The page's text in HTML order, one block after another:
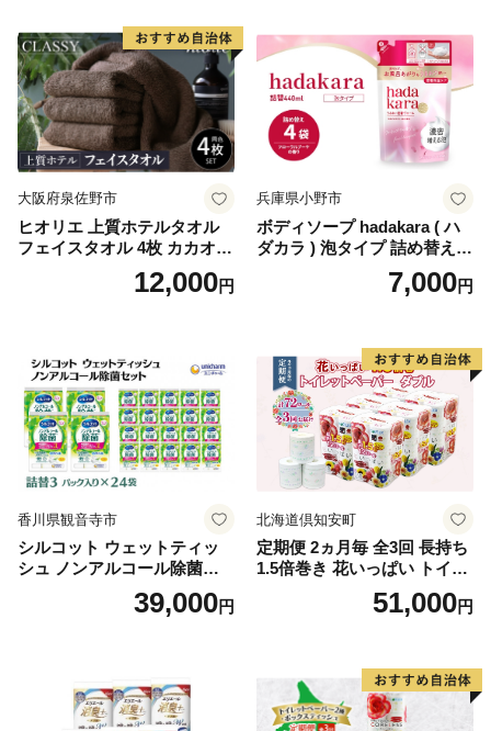
蓄 防災 エコ 消耗品 生活雑貨
生活用品 無香料 トイレット
ペーパー ダブル といれっと
ぺーぱー トイレ クレシア ト
イレットペーパー [BDBH002
-1]
大阪府泉佐野市
ヒオリエ 上質ホテルタオル
フェイスタオル 4枚 カカオ
【タオル 泉州タオル 吸水 普
段使い 無地 シンプル 日用品
12,000円
兵庫県小野市
ボディソープ hadakara ( ハ
ダカラ ) 泡タイプ 詰め替え 4
40ml×4袋 ボディーソープ 泡
ボディソープ 泡 日用品 消耗
泡石鹸 石鹸 兵庫 兵庫県 小野
7,000円
香川県観音寺市
シルコット ウェットティッ
シュ ノンアルコール除菌詰
替（43枚×3P）×24袋 日用品
おもちゃ 拭き取り 手拭き 外
39,000円
北海道倶知安町
定期便 2ヵ月毎 全3回 長持ち
1.5倍巻き 花いっぱい トイレ
ットペーパー ダブル 45ｍ 計
72ロール 全18種 花柄 プリン
ー 消耗品 備蓄 送料無料 北海
道 倶知安町 日用品
51,000円